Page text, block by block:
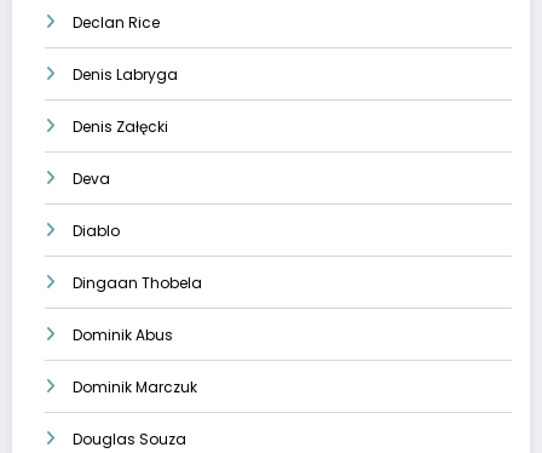
Declan Rice
Denis Labryga
Denis Załęcki
Deva
Diablo
Dingaan Thobela
Dominik Abus
Dominik Marczuk
Douglas Souza